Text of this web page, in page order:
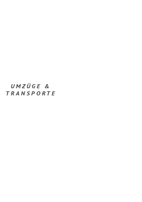
UMZÜGE &
TRANSPORTE